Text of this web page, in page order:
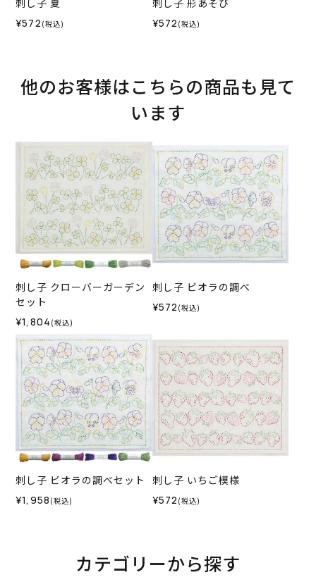
刺し子 夏
¥572 (税込)
刺し子 形あそび
¥572 (税込)
他のお客様はこちらの商品も見て
います
刺し子 クローバーガーデン
セット
¥1,804 (税込)
刺し子 ビオラの調べ
¥572 (税込)
刺し子 ビオラの調べセット
¥1,958 (税込)
刺し子 いちご模様
¥572 (税込)
カテゴリーから探す